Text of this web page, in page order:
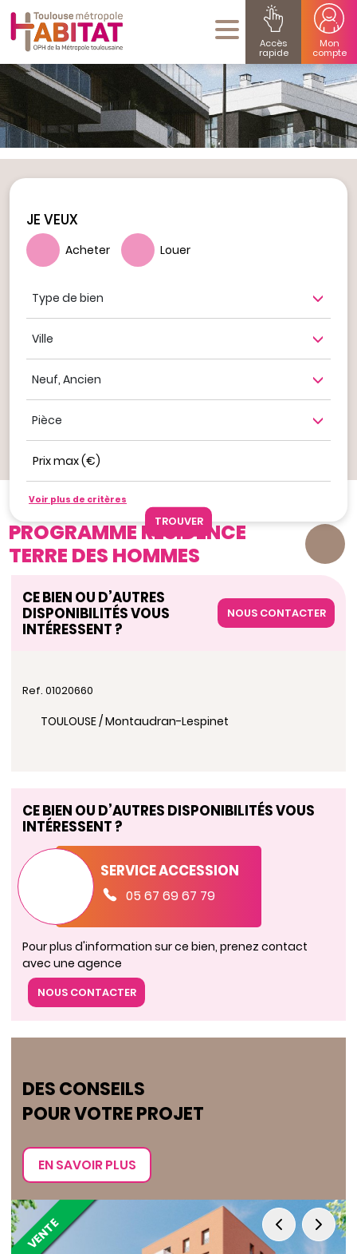
Accès
rapide
Mon
compte
Voir plus de critères
JE VEUX
Acheter Louer
Ville
Neuf, ancien
Nombre de pièce
Prix max (€)
Nos offres PROGRAMME RESIDENCE TERRE DES HOMMES
Ajouter aux favoris
PROGRAMME RESIDENCE
TERRE DES HOMMES
CE BIEN OU D’AUTRES
DISPONIBILITÉS VOUS
INTÉRESSENT ?
NOUS CONTACTER
Ref. 01020660
TOULOUSE / Montaudran-Lespinet
CE BIEN OU D’AUTRES DISPONIBILITÉS VOUS
INTÉRESSENT ?
SERVICE ACCESSION
05 67 69 67 79
Pour plus d'information sur ce bien, prenez contact
avec une agence
NOUS CONTACTER
DES CONSEILS
POUR VOTRE PROJET
EN SAVOIR PLUS
VENTE